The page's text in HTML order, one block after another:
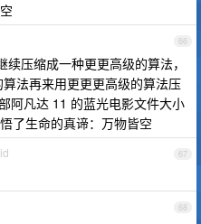
66
压缩成一种更更高级的算法，
法再来用更更更高级的算法压
阿凡达 11 的蓝光电影文件大小
了生命的真谛：万物皆空
67
68